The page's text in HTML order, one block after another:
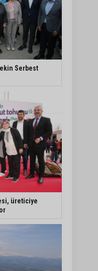
gerçekleştirildi
polis memuru Ergün
öldürüldüğü
kavganın
ortaya çıktı
hijyen ve
kontrolü
Özkan: "Yüreğir
Başkan Vekilliği
ilişkin hukuki
başlatıldı"
Serbest
üreticiye